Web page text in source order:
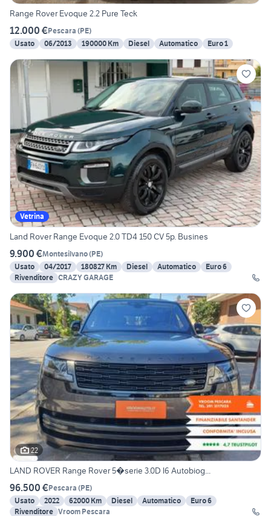
Range Rover Evoque 2.2 Pure Teck
12.000 €Pescara (PE)
Usato
06/2013 190000 Km Diesel Automatico Euro 1
Vetrina
Land Rover Range Evoque 2.0 TD4 150 CV 5p. Busines
9.900 €Montesilvano(PE)
Usato
04/2017 180827 Km Diesel Automatico
Euro 6
Rivenditore CRAZY GARAGE
22
LAND ROVER Range Rover 5�serie 3.0D l6 Autobiog...
96.500 €Pescara (PE)
Usato
2022 62000 Km Diesel Automatico
Euro 6
Rivenditore Vroom Pescara